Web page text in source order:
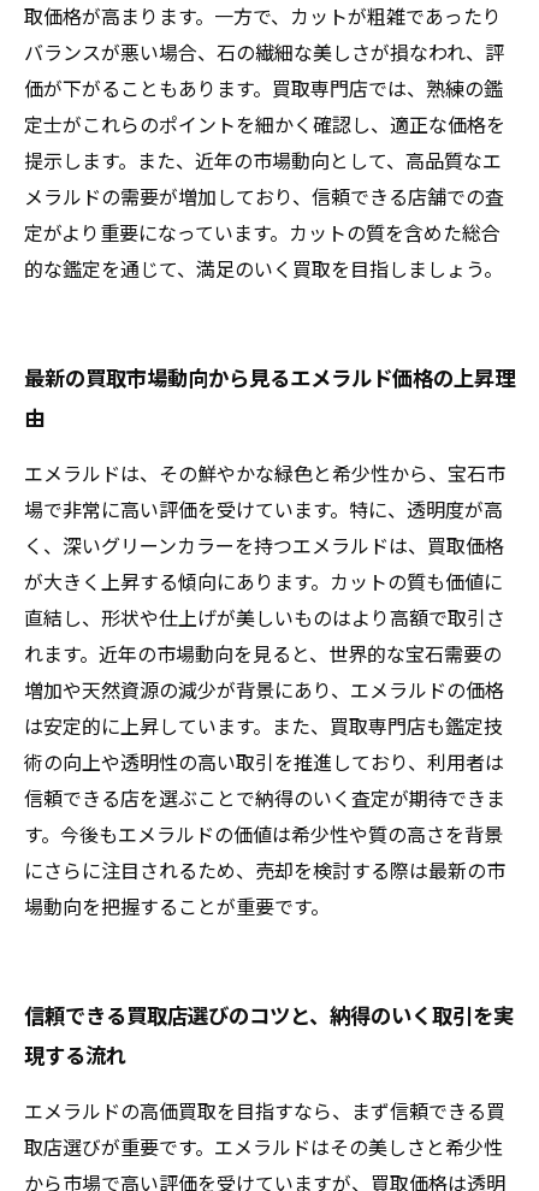
取価格が高まります。一方で、カットが粗雑であったり
バランスが悪い場合、石の繊細な美しさが損なわれ、評
価が下がることもあります。買取専門店では、熟練の鑑
定士がこれらのポイントを細かく確認し、適正な価格を
提示します。また、近年の市場動向として、高品質なエ
メラルドの需要が増加しており、信頼できる店舗での査
定がより重要になっています。カットの質を含めた総合
的な鑑定を通じて、満足のいく買取を目指しましょう。
最新の買取市場動向から見るエメラルド価格の上昇理
由
エメラルドは、その鮮やかな緑色と希少性から、宝石市
場で非常に高い評価を受けています。特に、透明度が高
く、深いグリーンカラーを持つエメラルドは、買取価格
が大きく上昇する傾向にあります。カットの質も価値に
直結し、形状や仕上げが美しいものはより高額で取引さ
れます。近年の市場動向を見ると、世界的な宝石需要の
増加や天然資源の減少が背景にあり、エメラルドの価格
は安定的に上昇しています。また、買取専門店も鑑定技
術の向上や透明性の高い取引を推進しており、利用者は
信頼できる店を選ぶことで納得のいく査定が期待できま
す。今後もエメラルドの価値は希少性や質の高さを背景
にさらに注目されるため、売却を検討する際は最新の市
場動向を把握することが重要です。
信頼できる買取店選びのコツと、納得のいく取引を実
現する流れ
エメラルドの高価買取を目指すなら、まず信頼できる買
取店選びが重要です。エメラルドはその美しさと希少性
から市場で高い評価を受けていますが、買取価格は透明